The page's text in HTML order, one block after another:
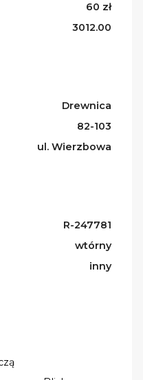
60 zł
3012.00
Drewnica
82-103
ul. Wierzbowa
R-247781
wtórny
inny